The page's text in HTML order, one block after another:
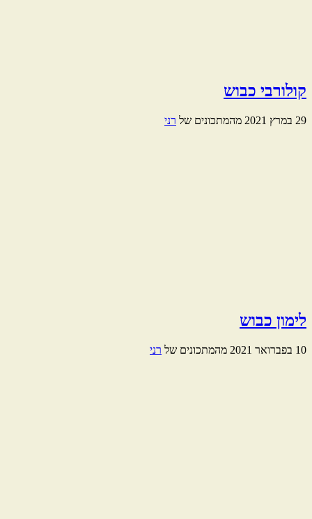
קולורבי כבוש
29 במרץ 2021 מהמתכונים של רני
לימון כבוש
10 בפברואר 2021 מהמתכונים של רני